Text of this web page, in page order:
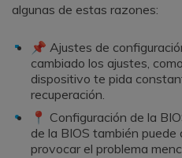
algunas de estas razones:
📌 Ajustes de
cambiado los ajustes,
dispositivo te pida
recuperación.
📍 Configuración de la
de la BIOS también
provocar el problema